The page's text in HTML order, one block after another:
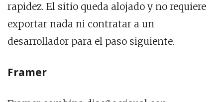
rapidez. El sitio queda alojado y no requiere
exportar nada ni contratar a un
desarrollador para el paso siguiente.
Framer